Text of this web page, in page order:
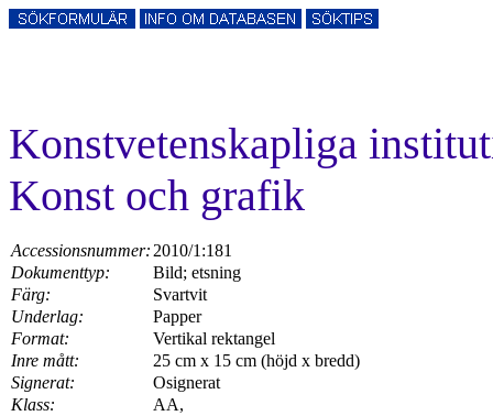
Konstvetenskapliga
Konst och grafik
Accessionsnummer: 2010/1:181
Dokumenttyp:
Bild; etsning
Färg:
Svartvit
Underlag:
Papper
Format:
Vertikal rektangel
Inre mått:
25 cm x 15 cm (höjd x bredd)
Signerat:
Osignerat
Klass:
AA,